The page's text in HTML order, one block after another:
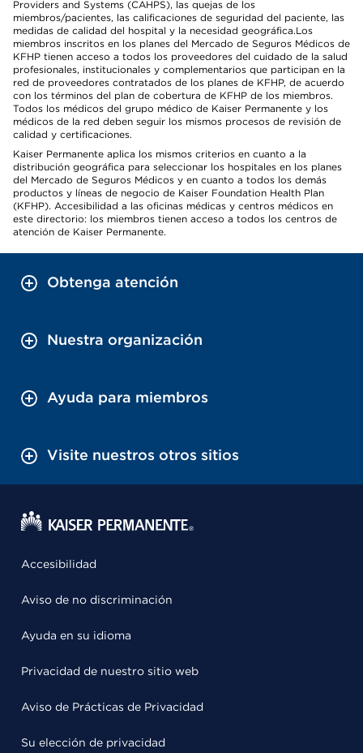
Providers and Systems (CAHPS), las quejas de los
miembros/pacientes, las calificaciones de seguridad del paciente, las
medidas de calidad del hospital y la necesidad geográfica.Los
miembros inscritos en los planes del Mercado de Seguros Médicos de
KFHP tienen acceso a todos los proveedores del cuidado de la salud
profesionales, institucionales y complementarios que participan en la
red de proveedores contratados de los planes de KFHP, de acuerdo
con los términos del plan de cobertura de KFHP de los miembros.
Todos los médicos del grupo médico de Kaiser Permanente y los
médicos de la red deben seguir los mismos procesos de revisión de
calidad y certificaciones.
Kaiser Permanente aplica los mismos criterios en cuanto a la
distribución geográfica para seleccionar los hospitales en los planes
del Mercado de Seguros Médicos y en cuanto a todos los demás
productos y líneas de negocio de Kaiser Foundation Health Plan
(KFHP). Accesibilidad a las oficinas médicas y centros médicos en
este directorio: los miembros tienen acceso a todos los centros de
atención de Kaiser Permanente.
Obtenga atención
Nuestra organización
Ayuda para miembros
Visite nuestros otros sitios
Accesibilidad
Aviso de no discriminación
Ayuda en su idioma
Privacidad de nuestro sitio web
Aviso de Prácticas de Privacidad
Su elección de privacidad